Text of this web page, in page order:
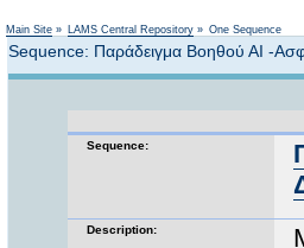
Main Site » LAMS Central Repository » One Sequence
Sequence: Παράδειγμα Βοηθού ΑΙ -
Sequence:
Description: